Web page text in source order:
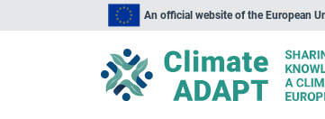
An official website of the European